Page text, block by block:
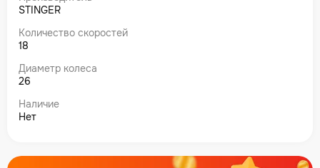
STINGER
Количество скоростей
18
Диаметр колеса
26
Наличие
Нет